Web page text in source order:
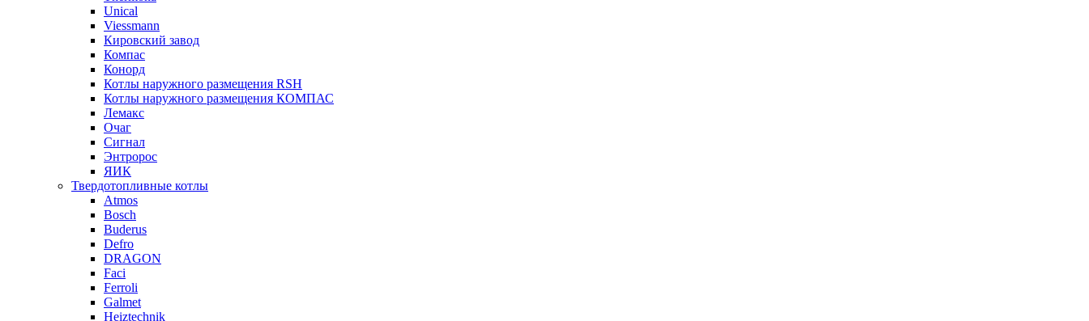
Unical
Viessmann
Кировский завод
Компас
Конорд
Котлы наружного размещения RSH
Котлы наружного размещения КОМПАС
Лемакс
Очаг
Сигнал
Энтророс
ЯИК
Твердотопливные котлы
Atmos
Bosch
Buderus
Defro
DRAGON
Faci
Ferroli
Galmet
Heiztechnik